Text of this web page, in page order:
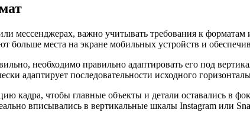
мессенджерах, важно учитывать требования к
больше места на экране мобильных устройств и
необходимо правильно адаптировать его под
адаптирует последовательности исходного
чтобы главные объекты и детали оставались в
вписывались в вертикальные шкалы Instagram или